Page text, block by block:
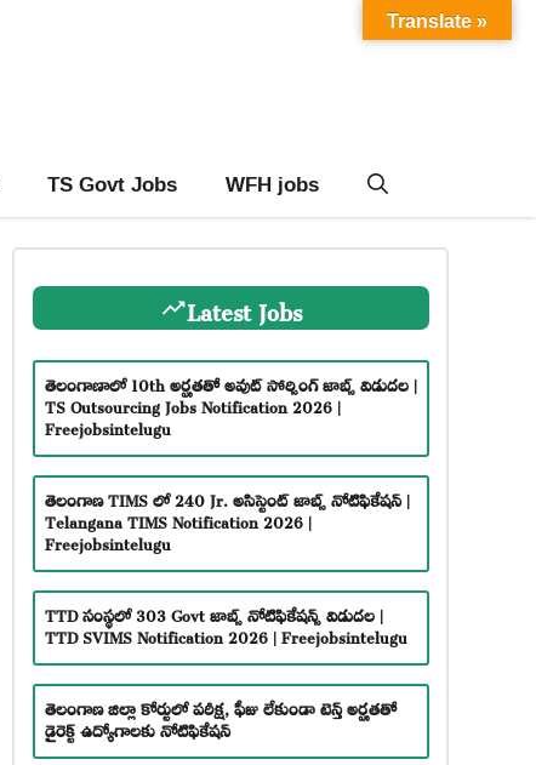
TS Govt Jobs WFH jobs
Latest Jobs
తెలంగాణాలో 10th అర్హతతో అవుట్ సోర్సింగ్ జాబ్స్ విడుదల |
TS Outsourcing Jobs Notification 2026 |
Freejobsintelugu
తెలంగాణ TIMS లో 240 Jr. అసిస్టెంట్ జాబ్స్ నోటిఫికేషన్ |
Telangana TIMS Notification 2026 |
Freejobsintelugu
TTD సంస్థలో 303 Govt జాబ్స్ నోటిఫికేషన్స్ విడుదల |
TTD SVIMS Notification 2026 | Freejobsintelugu
తెలంగాణ జిల్లా కోర్టులో పరీక్ష, ఫీజు లేకుండా టెన్త్ అర్హతతో
డైరెక్ట్ ఉద్యోగాలకు నోటిఫికేషన్
Translate »